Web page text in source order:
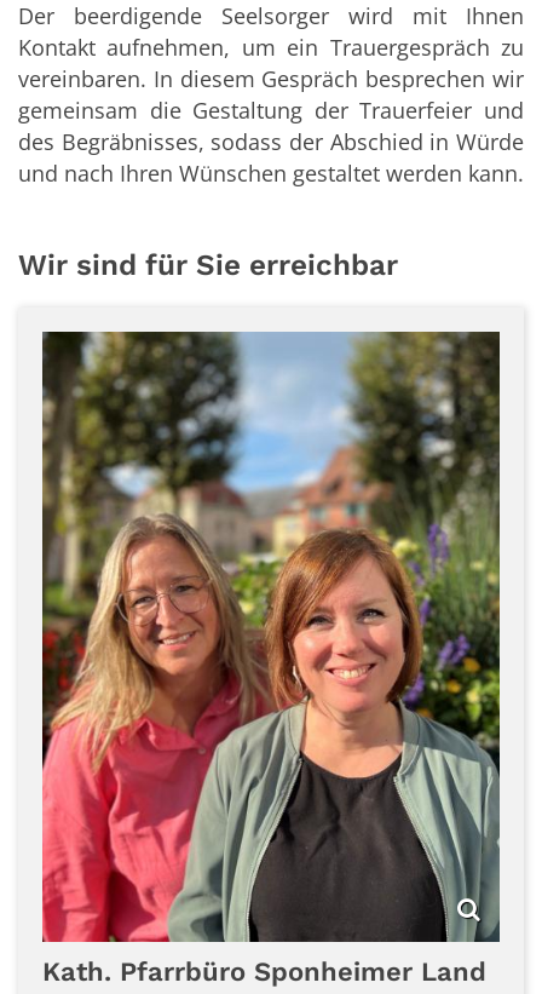
Der beerdigende Seelsorger wird mit Ihnen
Kontakt aufnehmen, um ein Trauergespräch zu
vereinbaren. In diesem Gespräch besprechen wir
gemeinsam die Gestaltung der Trauerfeier und
des Begräbnisses, sodass der Abschied in Würde
und nach Ihren Wünschen gestaltet werden kann.
Wir sind für Sie erreichbar
Kath. Pfarrbüro Sponheimer Land